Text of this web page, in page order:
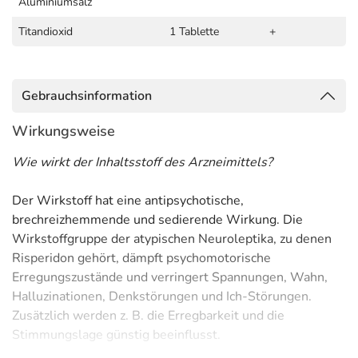
Titandioxid
1 Tablette +
Gebrauchsinformation
Wirkungsweise
Wie wirkt der Inhaltsstoff des Arzneimittels?
Der Wirkstoff hat eine antipsychotische,
brechreizhemmende und sedierende Wirkung. Die
Wirkstoffgruppe der atypischen Neuroleptika, zu denen
Risperidon gehört, dämpft psychomotorische
Erregungszustände und verringert Spannungen, Wahn,
Halluzinationen, Denkstörungen und Ich-Störungen.
Zusätzlich werden z. B. die Erregbarkeit und die
Stimmungslage günstig beeinflusst.